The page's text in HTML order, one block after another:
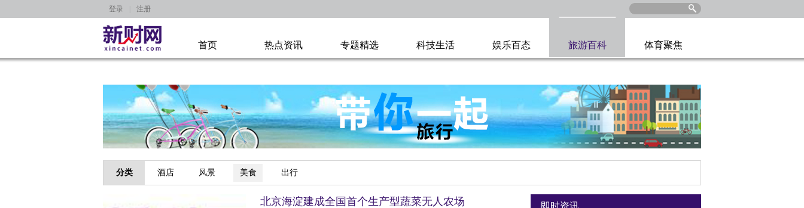
登录 注册
首页 热点资讯 专题精选 科技生活 娱乐百态 旅游百科 体育聚焦
分类 酒店 风景 美食 出行
北京海淀建成全国首个生产型蔬菜无人农场 即时资讯